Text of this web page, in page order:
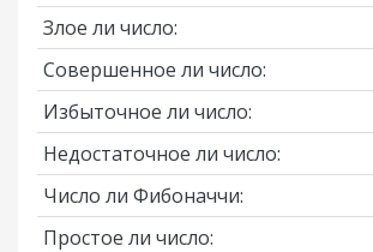
Злое ли число:
Совершенное ли число:
Избыточное ли число:
Недостаточное ли число:
Число ли Фибоначчи:
Простое ли число: